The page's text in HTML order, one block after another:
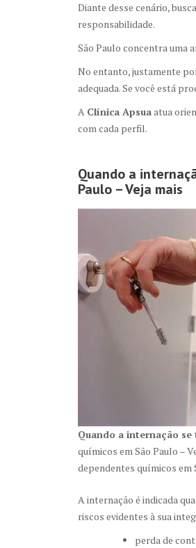
Diante desse cenário,
responsabilidade.
São Paulo concentra uma
No entanto, justamente
adequada. Se você está
A Clínica Apsuaatua
com cada perfil.
Quando a
Paulo – Veja mais
Quando a internação se
químicos em São Paulo –
dependentes químicos em
A internação é indicada
riscos evidentes à sua
perda de